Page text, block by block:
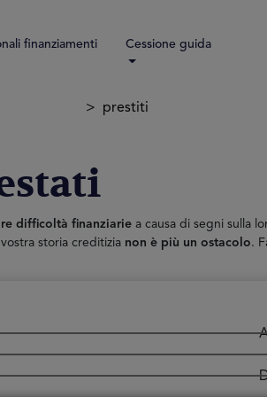
finanziamenti Cessione guida
prestiti
difficoltà finanziarie a causa di segni sulla
storia creditizia non è più un ostacolo.